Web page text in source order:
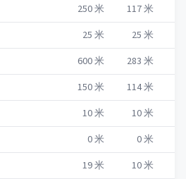
250米 117米
25 米 25 米
600米 283 米
150米 114米
10米 10米
0米 0米
19米 10米